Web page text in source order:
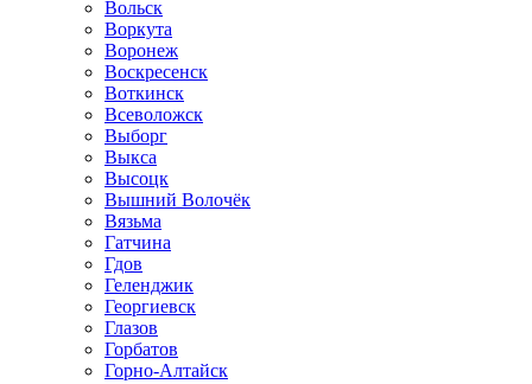
Вольск
Воркута
Воронеж
Воскресенск
Воткинск
Всеволожск
Выборг
Выкса
Высоцк
Вышний Волочёк
Вязьма
Гатчина
Гдов
Геленджик
Георгиевск
Глазов
Горбатов
Горно-Алтайск